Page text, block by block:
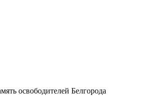
освободителей Белгорода